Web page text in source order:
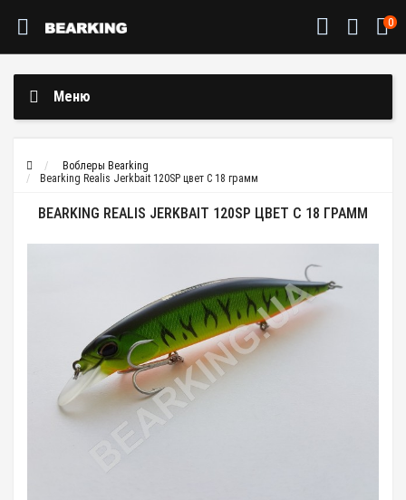
0
Меню
Воблеры Bearking
Bearking Realis Jerkbait 120SP цвет C 18 грамм
BEARKING REALIS JERKBAIT 120SP ЦВЕТ C 18 ГРАММ